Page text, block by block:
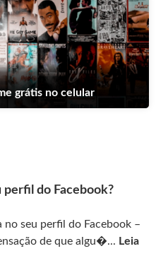
grátis no celular
do Facebook?
seu perfil do Facebook –
de que algu�... Leia